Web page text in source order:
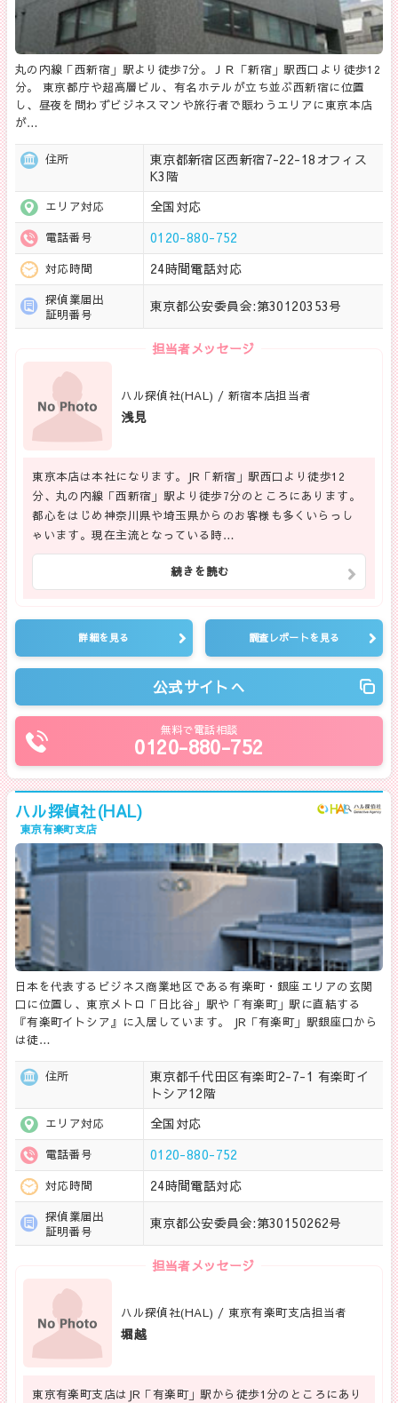
丸の内線「西新宿」駅より徒歩7分。ＪＲ「新宿」駅西口より徒歩12
分。 東京都庁や超高層ビル、有名ホテルが立ち並ぶ西新宿に位置
し、昼夜を問わずビジネスマンや旅行者で賑わうエリアに東京本店
が…
住所
東京都新宿区西新宿7-22-18オフィス
K3階
エリア対応 全国対応
電話番号 0120-880-752
対応時間 24時間電話対応
探偵業届出
証明番号
東京都公安委員会:第30120353号
担当者メッセージ
ハル探偵社(HAL) / 新宿本店担当者
浅見
東京本店は本社になります。JR「新宿」駅西口より徒歩12
分、丸の内線「西新宿」駅より徒歩7分のところにあります。
都心をはじめ神奈川県や埼玉県からのお客様も多くいらっし
ゃいます。現在主流となっている時…
続きを読む
詳細を見る 調査レポートを見る
公式サイトへ
無料で電話相談
0120-880-752
ハル探偵社(HAL)
東京有楽町支店
日本を代表するビジネス商業地区である有楽町・銀座エリアの玄関
口に位置し、東京メトロ「日比谷」駅や「有楽町」駅に直結する
『有楽町イトシア』に入居しています。 JR「有楽町」駅銀座口から
は徒…
住所
東京都千代田区有楽町2-7-1 有楽町イ
トシア12階
エリア対応 全国対応
電話番号 0120-880-752
対応時間 24時間電話対応
探偵業届出
証明番号
東京都公安委員会:第30150262号
担当者メッセージ
ハル探偵社(HAL) / 東京有楽町支店担当者
堀越
東京有楽町支店はJR「有楽町」駅から徒歩1分のところにあり